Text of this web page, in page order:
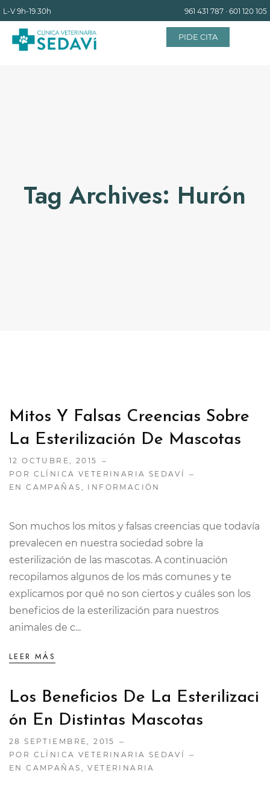
L-V9h-19.30h 961 431 787 · 601 120 105
PIDE CITA
INSTALACIONES
Tag Archives: Hurón
Mitos Y Falsas Creencias Sobre
La Esterilización De Mascotas
12 OCTUBRE, 2015
POR CLÍNICA VETERINARIA SEDAVÍ
ENCAMPAÑAS , INFORMACIÓN
Son muchos los mitos y falsas creencias que todavía
prevalecen en nuestra sociedad sobre la
esterilización de las mascotas. A continuación
recopilamos algunos de los más comunes y te
explicamos por qué no son ciertos y cuáles son los
beneficios de la esterilización para nuestros
animales de c...
LEER MÁS
Los Beneficios De La Esterilizaci
Ón En Distintas Mascotas
28 SEPTIEMBRE, 2015
POR CLÍNICA VETERINARIA SEDAVÍ
ENCAMPAÑAS ,VETERINARIA